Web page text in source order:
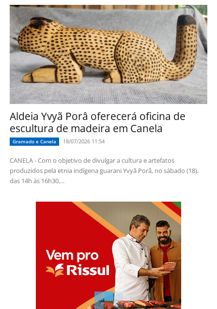
Aldeia Yvyã Porâ oferecerá oficina de
escultura de madeira em Canela
Gramado e Canela 18/07/2026 11:54
CANELA - Com o objetivo de divulgar a cultura e artefatos
produzidos pela etnia indígena guarani Yvyã Porâ, no sábado (18),
das 14h às 16h30,...